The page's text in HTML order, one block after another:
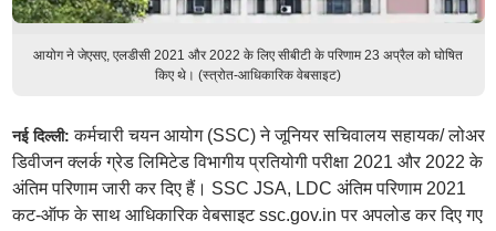
आयोग ने जेएसए, एलडीसी 2021 और 2022 के लिए सीबीटी के परिणाम 23 अप्रैल को घोषित
किए थे। (स्त्रोत-आधिकारिक वेबसाइट)
नई दिल्ली: कर्मचारी चयन आयोग (SSC) ने जूनियर सचिवालय सहायक/ लोअर
डिवीजन क्लर्क ग्रेड लिमिटेड विभागीय प्रतियोगी परीक्षा 2021 और 2022 के
अंतिम परिणाम जारी कर दिए हैं। SSC JSA, LDC अंतिम परिणाम 2021
कट-ऑफ के साथ आधिकारिक वेबसाइट ssc.gov.in पर अपलोड कर दिए गए